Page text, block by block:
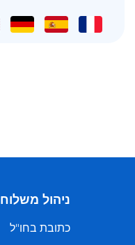
ניהול משלוח
כתובת בחו"ל